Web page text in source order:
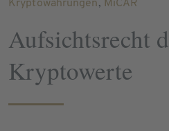
Kryptowährungen, MiCAR
Aufsichtsrecht
Kryptowerte